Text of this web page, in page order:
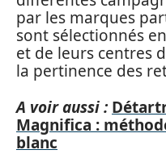
par les marques
sont sélectionnés
et de leurs centres
la pertinence des
A voir aussi :
Magnifica :
blanc